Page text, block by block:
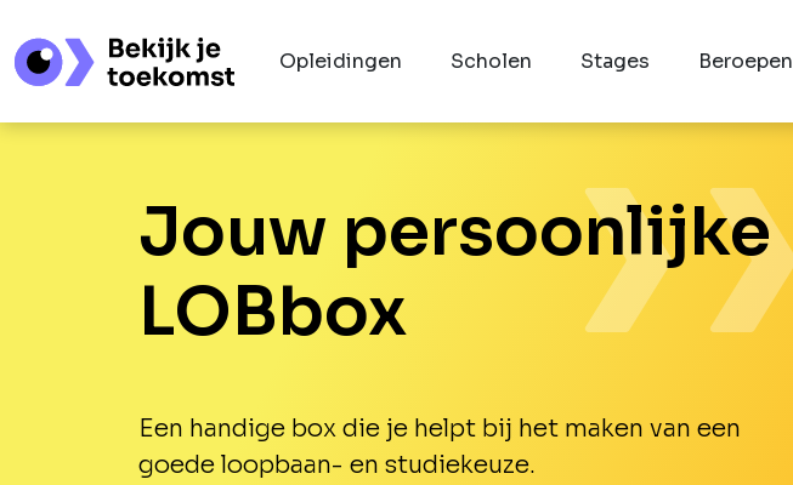
Opleidingen Scholen Stages Beroepen
Jouw persoonlijke
LOBbox
Een handige box die je helpt bij het maken van een
goede loopbaan- en studiekeuze.